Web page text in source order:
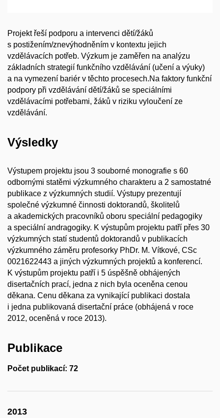
Projekt řeší podporu a intervenci dětí/žáků
s postižením/znevýhodněním v kontextu jejich
vzdělávacích potřeb. Výzkum je zaměřen na analýzu
základních strategií funkčního vzdělávání (učení a výuky)
a na vymezení bariér v těchto procesech.Na faktory funkční
podpory při vzdělávání dětí/žáků se speciálními
vzdělávacími potřebami, žáků v riziku vyloučení ze
vzdělávání.
Výsledky
Výstupem projektu jsou 3 souborné monografie s 60
odbornými statěmi výzkumného charakteru a 2 samostatné
publikace z výzkumných studií. Výstupy prezentují
společné výzkumné činnosti doktorandů, školitelů
a akademických pracovníků oboru speciální pedagogiky
a speciální andragogiky. K výstupům projektu patří přes 30
výzkumných statí studentů doktorandů v publikacích
výzkumného záměru profesorky PhDr. M. Vítkové, CSc
0021622443 a jiných výzkumných projektů a konferencí.
K výstupům projektu patří i 5 úspěšně obhájených
disertačních prací, jedna z nich byla oceněna cenou
děkana. Cenu děkana za vynikající publikaci dostala
i jedna publikovaná disertační práce (obhájená v roce
2012, oceněná v roce 2013).
Publikace
Počet publikací: 72
2013